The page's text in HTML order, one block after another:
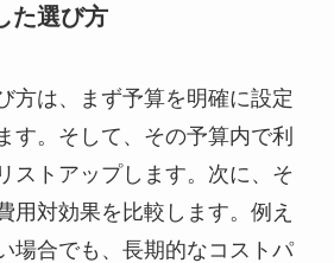
た選び方
方は、まず予算を明確に設定
す。そして、その予算内で利
ストアップします。次に、そ
用対効果を比較します。例え
場合でも、長期的なコストパ